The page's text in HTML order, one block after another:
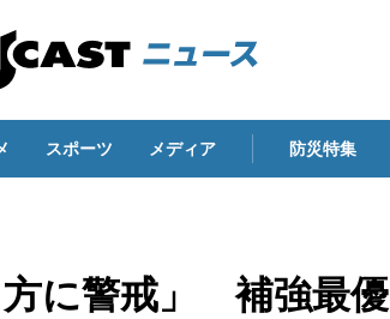
スポーツ メディア 防災特集
方に警戒」 補強最優